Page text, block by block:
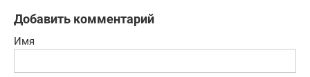
Добавить комментарий
Имя